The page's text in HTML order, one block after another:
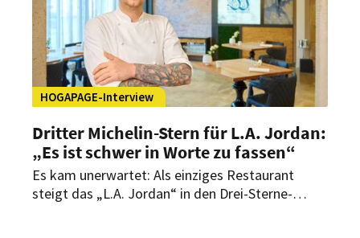
HOGAPAGE-Interview
Dritter Michelin-Stern für L.A. Jordan:
„Es ist schwer in Worte zu fassen“
Es kam unerwartet: Als einziges Restaurant
steigt das „L.A. Jordan“ in den Drei-Sterne-